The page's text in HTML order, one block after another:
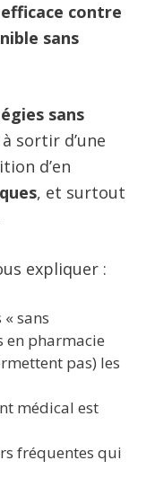
contre
sans
sans
sortir d’une
d’en
, et surtout
expliquer :
sans
en pharmacie
pas) les
médical est
fréquentes qui